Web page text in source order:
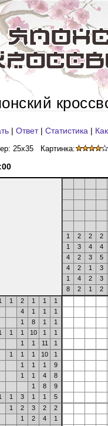
| Ответ| Статистика |
25x35 Картинка:
:00
1 2 2
2
1
3 4
4
4
2 3
5
4
2 1
3
1
4 2
3
8
2 1
2
1 2 1 1
1
4
1 1
1
1
8 1
1
1 1 10 1
1
1
1 11
1
1
1 1 10
1
1
1 1
9
1
1 4
8
1
8
9
1 3 1 1
5
1
2 3 2
2
1
2 4
1